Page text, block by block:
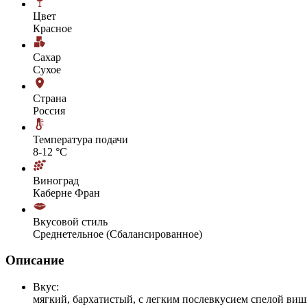
Цвет
Красное
Сахар
Сухое
Страна
Россия
Температура подачи
8-12 °С
Виноград
Каберне Фран
Вкусовой стиль
Среднетельное (Сбалансированное)
Описание
Вкус:
мягкий, бархатистый, с легким послевкусием спелой